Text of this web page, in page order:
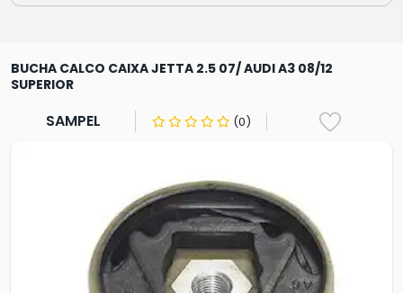
BUCHA CALCO CAIXA JETTA 2.5 07/ AUDI A3 08/12
SUPERIOR
SAMPEL (0)